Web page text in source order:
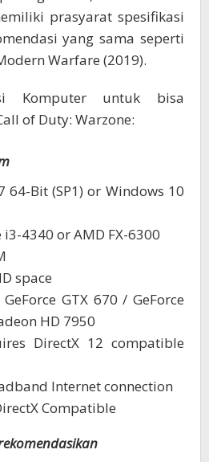
prasyarat spesifikasi
yang sama seperti
Warfare (2019).
Komputer untuk bisa
of Duty: Warzone:
64-Bit (SP1) or Windows 10
i3-4340 or AMD FX-6300
space
GeForce GTX 670 / GeForce
HD 7950
DirectX 12 compatible
Internet connection
Compatible